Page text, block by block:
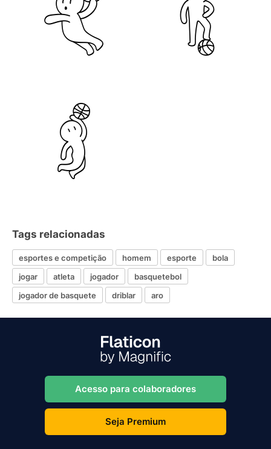
Tags relacionadas
esportes e competição homem esporte
bola
jogar
atleta jogador
basquetebol
jogador de basquete
driblar aro
Acesso para colaboradores
Seja Premium